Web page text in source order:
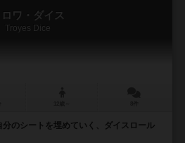
ロワ・ダイス
Troyes Dice
のシートを埋めていく、ダイスロール